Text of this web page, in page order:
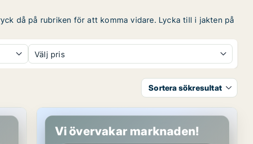
då på rubriken för att komma vidare. Lycka till i jakten på
Välj pris
Sortera sökresultat
Butikslokal i Uppsala
Vi övervakar marknaden!